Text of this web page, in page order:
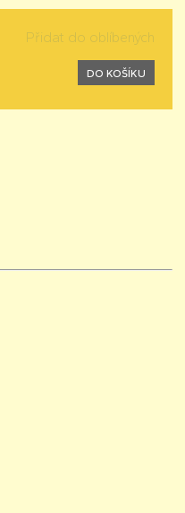
Přidat do oblíbených
DO KOŠÍKU